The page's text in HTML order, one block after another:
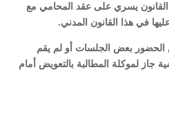
هذا القانون يسري على عقد المحامي مع
في هذا القانون المدني.
عن الحضور بعض الجلسات أو لم يقم
جاز لموكلة المطالبة بالتعويض أمام